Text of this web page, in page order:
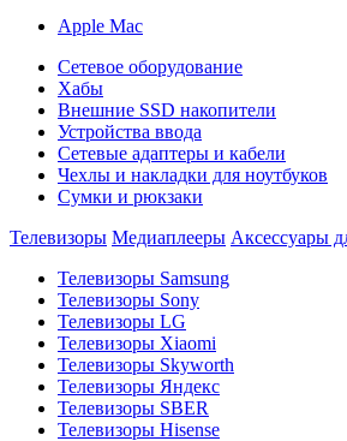
Apple Mac
Сетевое оборудование
Хабы
Внешние SSD накопители
Устройства ввода
Сетевые адаптеры и кабели
Чехлы и накладки для ноутбуков
Сумки и рюкзаки
Телевизоры Медиаплееры Аксессуары
Телевизоры Samsung
Телевизоры Sony
Телевизоры LG
Телевизоры Xiaomi
Телевизоры Skyworth
Телевизоры Яндекс
Телевизоры SBER
Телевизоры Hisense